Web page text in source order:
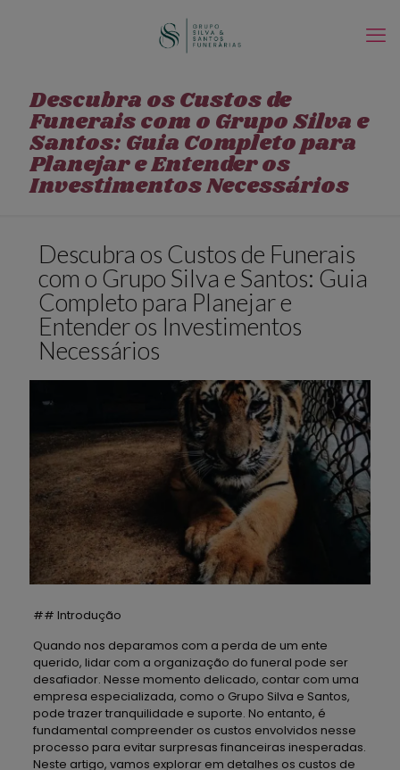
Descubra os Custos de
Funerais com o Grupo Silva e
Santos: Guia Completo para
Planejar e Entender os
Investimentos Necessários
Descubra os Custos de Funerais
com o Grupo Silva e Santos: Guia
Completo para Planejar e
Entender os Investimentos
Necessários
## Introdução
Quando nos deparamos com a perda de um ente
querido, lidar com a organização do funeral pode ser
desafiador. Nesse momento delicado, contar com uma
empresa especializada, como o Grupo Silva e Santos,
pode trazer tranquilidade e suporte. No entanto, é
fundamental compreender os custos envolvidos nesse
processo para evitar surpresas financeiras inesperadas.
Neste artigo, vamos explorar em detalhes os custos de